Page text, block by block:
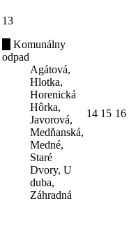
13
Komunálny
odpad
Agátová,
Hlotka,
Horenická
Hôrka,
Javorová,
Medňanská,
Medné,
Staré
Dvory, U
duba,
Záhradná
14 15 16